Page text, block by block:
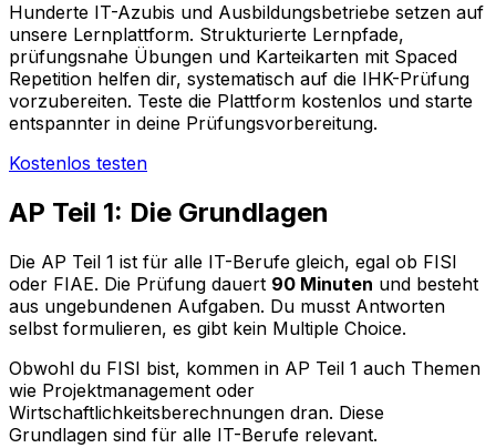
Hunderte IT-Azubis und Ausbildungsbetriebe setzen auf
unsere Lernplattform. Strukturierte Lernpfade,
prüfungsnahe Übungen und Karteikarten mit Spaced
Repetition helfen dir, systematisch auf die IHK-Prüfung
vorzubereiten. Teste die Plattform kostenlos und starte
entspannter in deine Prüfungsvorbereitung.
Kostenlos testen
AP Teil 1: Die Grundlagen
Die AP Teil 1 ist für alle IT-Berufe gleich, egal ob FISI
oder FIAE. Die Prüfung dauert 90 Minuten und besteht
aus ungebundenen Aufgaben. Du musst Antworten
selbst formulieren, es gibt kein Multiple Choice.
Obwohl du FISI bist, kommen in AP Teil 1 auch Themen
wie Projektmanagement oder
Wirtschaftlichkeitsberechnungen dran. Diese
Grundlagen sind für alle IT-Berufe relevant.